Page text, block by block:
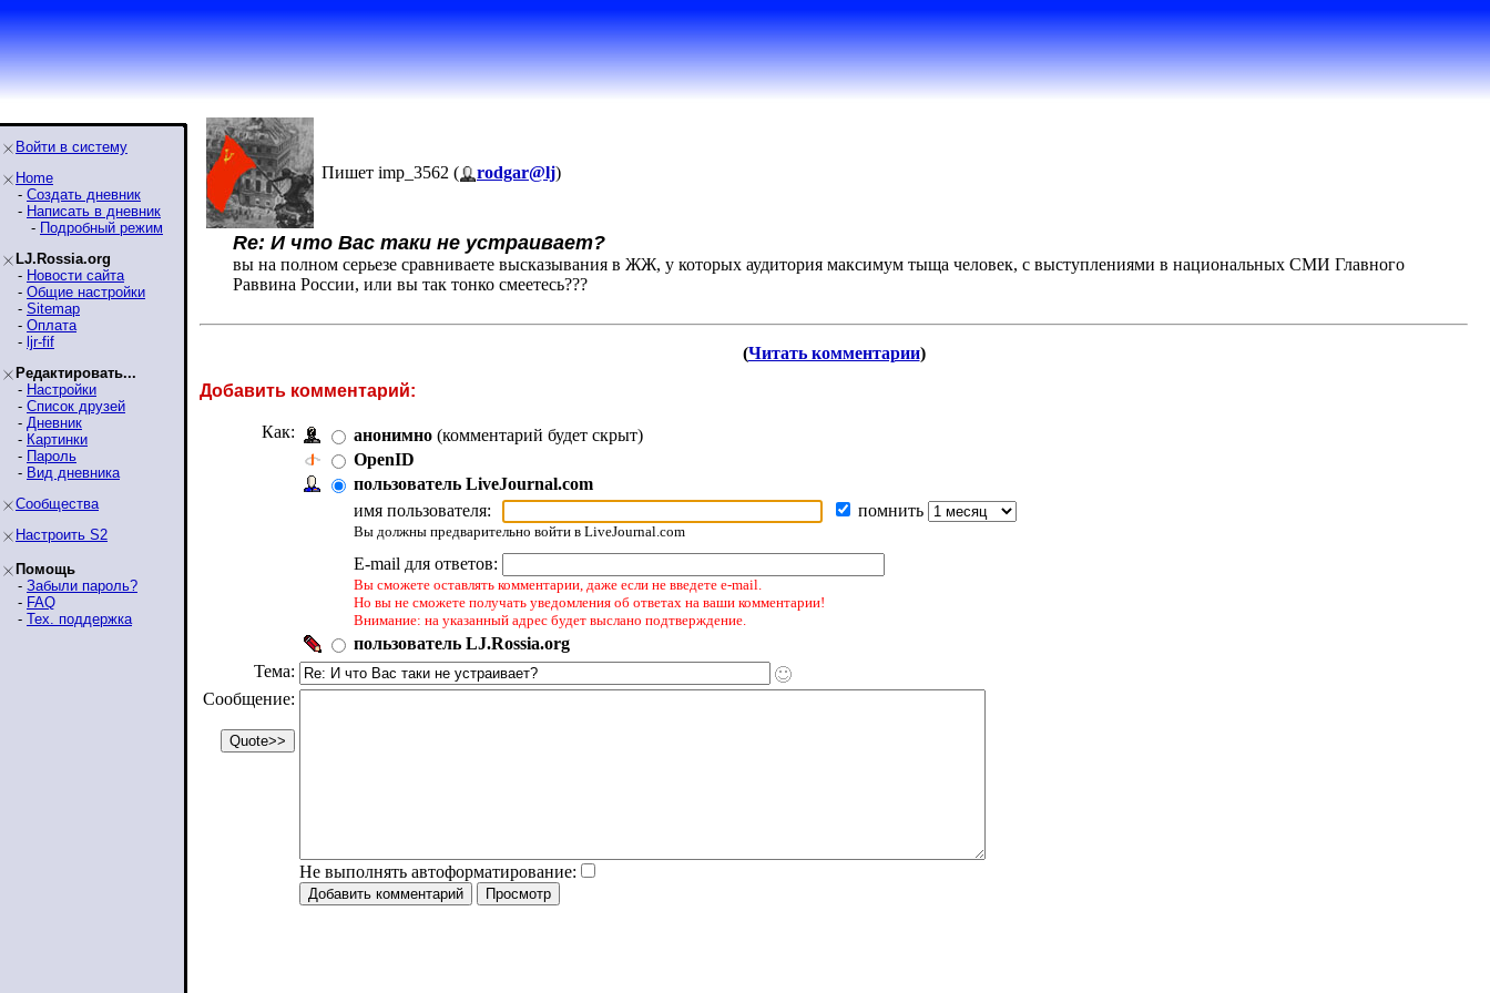
Войти в систему
Home
- Создать дневник
- Написать в дневник
- Подробный режим
LJ.Rossia.org
- Новости сайта
- Общие настройки
- Sitemap
- Оплата
- ljr-fif
Редактировать...
- Настройки
- Список друзей
- Дневник
- Картинки
- Пароль
- Вид дневника
Сообщества
Настроить S2
Помощь
- Забыли пароль?
- FAQ
- Тех. поддержка
Пишет imp_3562 ( rodgar@lj)
Re: И что Вас таки не устраивает?
вы на полном серьезе сравниваете высказывания в ЖЖ, у которых аудитория максимум тыща человек, с выступлениями в национальных СМИ Главного
Раввина России, или вы так тонко смеетесь???
(Читать комментарии)
Добавить комментарий:
Как: анонимно (комментарий будет скрыт)
OpenID
пользователь LiveJournal.com
имя пользователя:
помнить
Вы должны предварительно войти в LiveJournal.com
E-mail для ответов:
Вы сможете оставлять комментарии, даже если не введете e-mail.
Но вы не сможете получать уведомления об ответах на ваши комментарии!
Внимание: на указанный адрес будет выслано подтверждение.
пользователь LJ.Rossia.org
Тема:
Сообщение:
Не выполнять автоформатирование: